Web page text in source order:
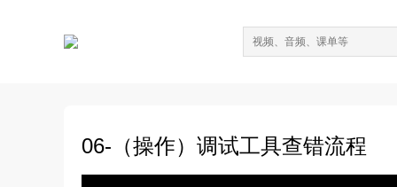
06-（操作）调试工具查错流程